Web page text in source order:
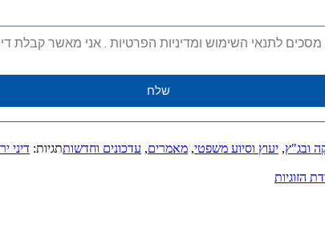
לתנאי השימוש ומדיניות הפרטיות . אני מאשר קבלת
שלח
ובג"ץ, יעוץ וסיוע משפטי, מאמרים, עדכונים וחדשותתגיות: דיני
הזוגיות